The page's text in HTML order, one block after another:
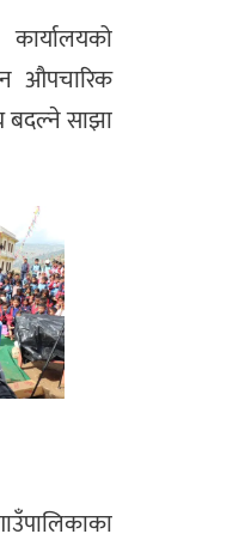
औपचारिक
बदल्ने साझा